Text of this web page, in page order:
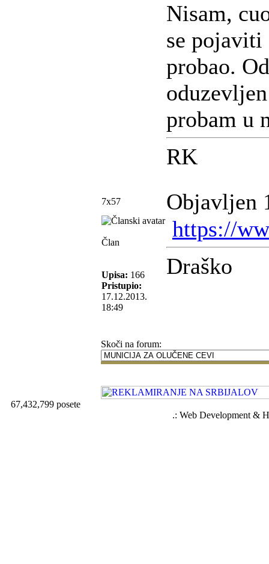
Nisam,
se pojaviti
probao.
probam u
RK
7x57 Objavljen
Član
Upisa: 166
Pristupio:
17.12.2013.
18:49
https://
Draško
Skoči na forum:
67,432,799 posete
.: Web Development &